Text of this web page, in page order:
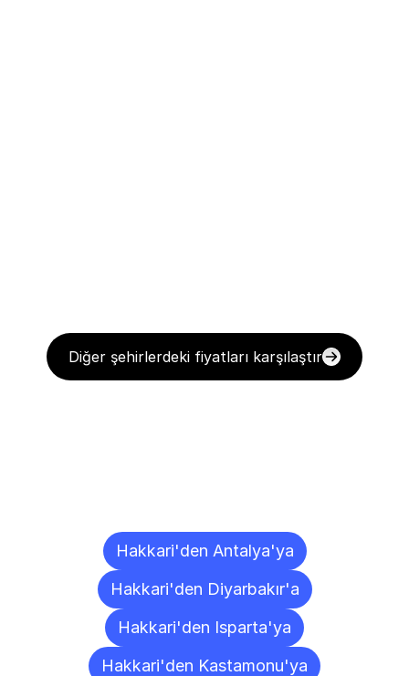
Diğer şehirlerdeki fiyatları karşılaştır
Hakkari'den Antalya'ya
Hakkari'den Diyarbakır'a
Hakkari'den Isparta'ya
Hakkari'den Kastamonu'ya